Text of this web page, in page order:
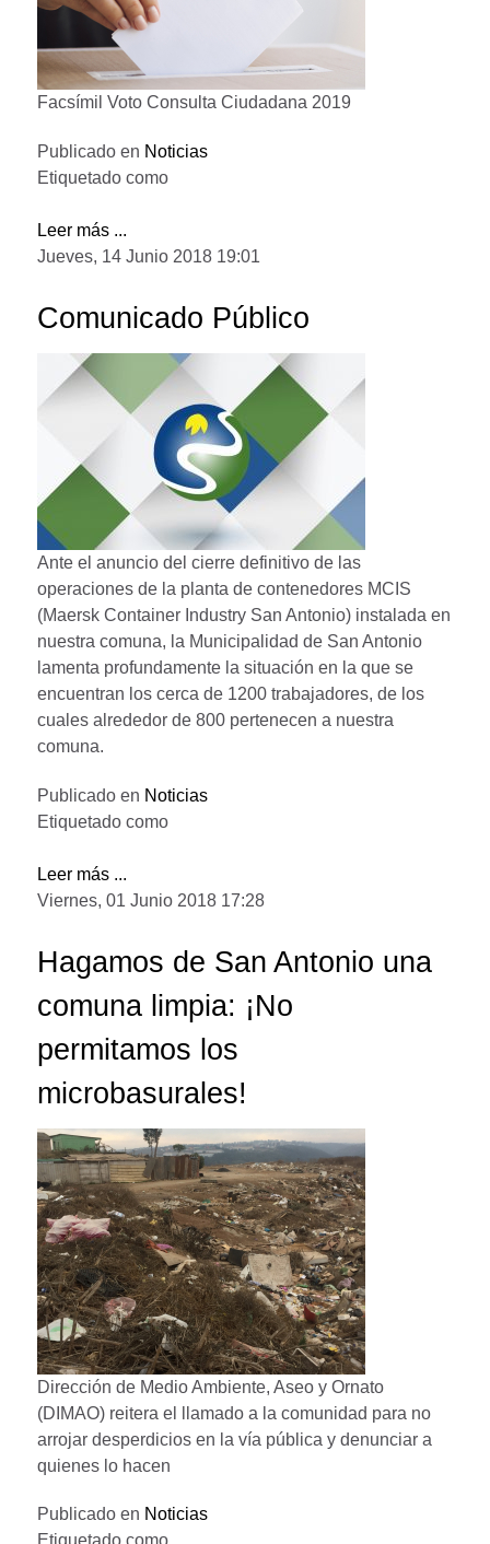
Facsímil Voto Consulta Ciudadana 2019
Publicado en Noticias
Etiquetado como
Leer más ...
Jueves, 14 Junio 2018 19:01
Comunicado Público
Ante el anuncio del cierre definitivo de las
operaciones de la planta de contenedores MCIS
(Maersk Container Industry San Antonio) instalada en
nuestra comuna, la Municipalidad de San Antonio
lamenta profundamente la situación en la que se
encuentran los cerca de 1200 trabajadores, de los
cuales alrededor de 800 pertenecen a nuestra
comuna.
Publicado en Noticias
Etiquetado como
Leer más ...
Viernes, 01 Junio 2018 17:28
Hagamos de San Antonio una
comuna limpia: ¡No
permitamos los
microbasurales!
Dirección de Medio Ambiente, Aseo y Ornato
(DIMAO) reitera el llamado a la comunidad para no
arrojar desperdicios en la vía pública y denunciar a
quienes lo hacen
Publicado en Noticias